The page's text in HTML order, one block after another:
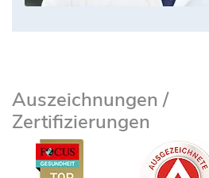
Auszeichnungen /
Zertifizierungen